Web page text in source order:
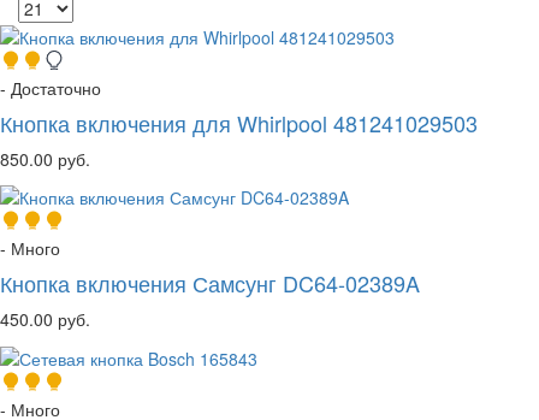
- Достаточно
Кнопка включения для Whirlpool 481241029503
850.00 руб.
- Много
Кнопка включения Самсунг DC64-02389A
450.00 руб.
- Много